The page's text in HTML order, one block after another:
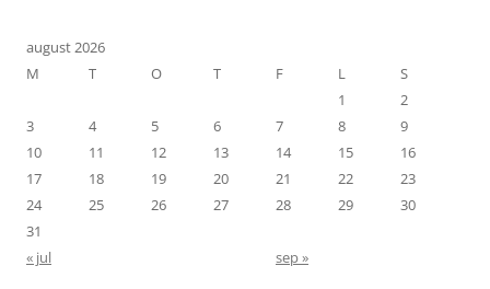
august 2026
M
T O T F L
S
1
2
3
4 5 6 7 8
9
10
11 12 13 14 15
16
17
18 19 20 21 22
23
24
25 26 27 28 29
30
31
« jul
sep »